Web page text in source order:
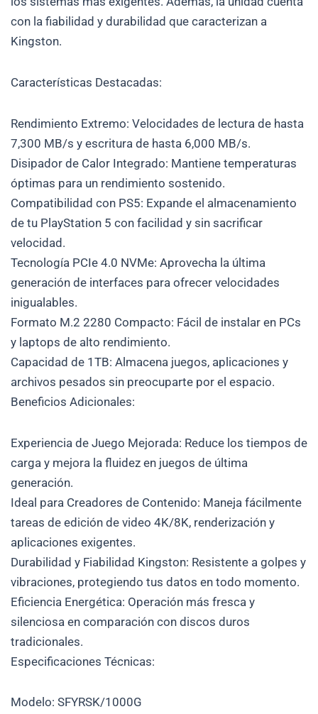
con la fiabilidad y durabilidad que caracterizan a
Kingston.
Características Destacadas:
Rendimiento Extremo: Velocidades de lectura de hasta
7,300 MB/s y escritura de hasta 6,000 MB/s.
Disipador de Calor Integrado: Mantiene temperaturas
óptimas para un rendimiento sostenido.
Compatibilidad con PS5: Expande el almacenamiento
de tu PlayStation 5 con facilidad y sin sacrificar
velocidad.
Tecnología PCIe 4.0 NVMe: Aprovecha la última
generación de interfaces para ofrecer velocidades
inigualables.
Formato M.2 2280 Compacto: Fácil de instalar en PCs
y laptops de alto rendimiento.
Capacidad de 1TB: Almacena juegos, aplicaciones y
archivos pesados sin preocuparte por el espacio.
Beneficios Adicionales:
Experiencia de Juego Mejorada: Reduce los tiempos de
carga y mejora la fluidez en juegos de última
generación.
Ideal para Creadores de Contenido: Maneja fácilmente
tareas de edición de video 4K/8K, renderización y
aplicaciones exigentes.
Durabilidad y Fiabilidad Kingston: Resistente a golpes y
vibraciones, protegiendo tus datos en todo momento.
Eficiencia Energética: Operación más fresca y
silenciosa en comparación con discos duros
tradicionales.
Especificaciones Técnicas:
Modelo: SFYRSK/1000G